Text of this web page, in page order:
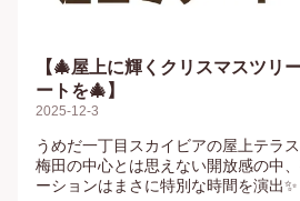
【🎄屋上に輝くクリスマスツリ
ートを🎄】
2025-12-3
うめだ一丁目スカイビアの屋上テラ
梅田の中心とは思えない開放感の中
ーションはまさに特別な時間を演出✨